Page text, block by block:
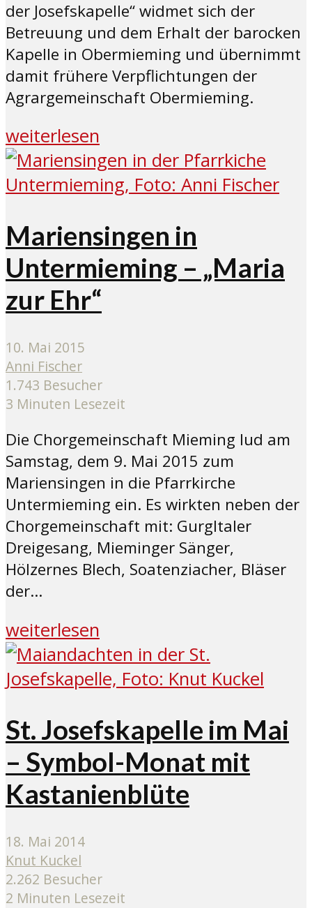
der Josefskapelle“ widmet sich der
Betreuung und dem Erhalt der barocken
Kapelle in Obermieming und übernimmt
damit frühere Verpflichtungen der
Agrargemeinschaft Obermieming.
weiterlesen
Mariensingen in
Untermieming – „Maria
zur Ehr“
10. Mai 2015
Anni Fischer
1.743 Besucher
3 Minuten Lesezeit
Die Chorgemeinschaft Mieming lud am
Samstag, dem 9. Mai 2015 zum
Mariensingen in die Pfarrkirche
Untermieming ein. Es wirkten neben der
Chorgemeinschaft mit: Gurgltaler
Dreigesang, Mieminger Sänger,
Hölzernes Blech, Soatenziacher, Bläser
der...
weiterlesen
St. Josefskapelle im Mai
– Symbol-Monat mit
Kastanienblüte
18. Mai 2014
Knut Kuckel
2.262 Besucher
2 Minuten Lesezeit